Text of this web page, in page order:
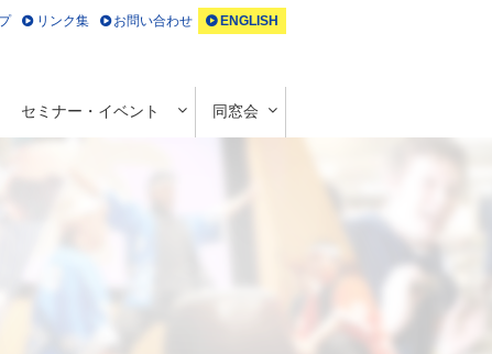
セミナー・イベント 同窓会
リンク集 お問い合わせ ENGLISH